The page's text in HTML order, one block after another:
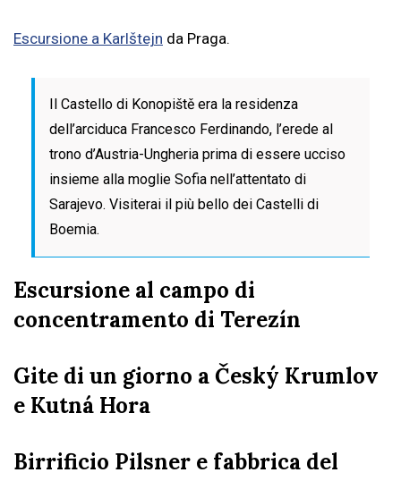
Escursione a Karlštejn da Praga.
Il Castello di Konopiště era la residenza
dell’arciduca Francesco Ferdinando, l’erede al
trono d’Austria-Ungheria prima di essere ucciso
insieme alla moglie Sofia nell’attentato di
Sarajevo. Visiterai il più bello dei Castelli di
Boemia.
Escursione al campo di
concentramento di Terezín
Gite di un giorno a Český Krumlov
e Kutná Hora
Birrificio Pilsner e fabbrica del